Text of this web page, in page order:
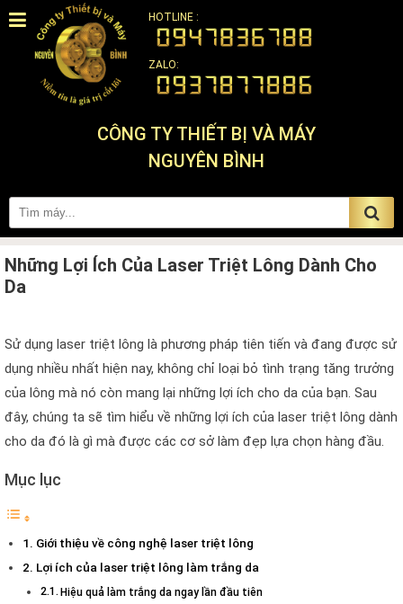
CÔNG TY THIẾT BỊ VÀ MÁY
NGUYÊN BÌNH
HOTLINE :
ZALO:
Những Lợi Ích Của Laser Triệt Lông Dành Cho
Da
Sử dụng laser triệt lông là phương pháp tiên tiến và đang được sử
dụng nhiều nhất hiện nay, không chỉ loại bỏ tình trạng tăng trưởng
của lông mà nó còn mang lại những lợi ích cho da của bạn. Sau
đây, chúng ta sẽ tìm hiểu về những lợi ích của laser triệt lông dành
cho da đó là gì mà được các cơ sở làm đẹp lựa chọn hàng đầu.
Mục lục
Giới thiệu về công nghệ laser triệt lông
Lợi ích của laser triệt lông làm trắng da
Hiệu quả làm trắng da ngay lần đầu tiên